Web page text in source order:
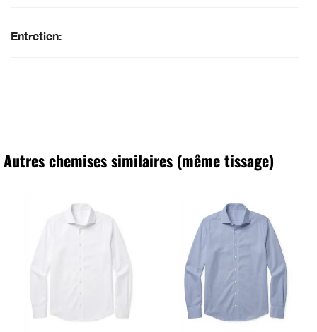
Entretien:
Autres chemises similaires (même tissage)